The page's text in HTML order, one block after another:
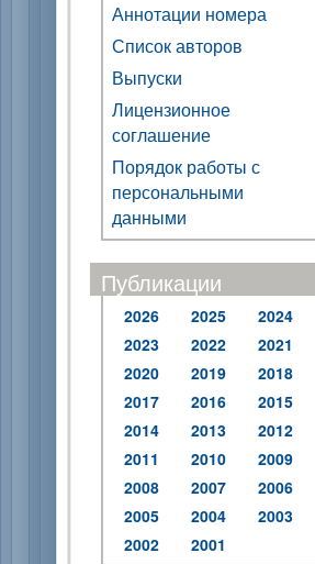
Аннотации номера
Список авторов
Выпуски
Лицензионное
соглашение
Порядок работы с
персональными
данными
Публикации
2026 2025
2024
2023
2022
2021
2020
2019
2018
2017
2016
2015
2014
2013
2012
2011
2010
2009
2008
2007
2006
2005
2004
2003
2002
2001